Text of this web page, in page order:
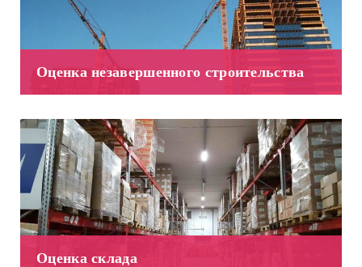
Оценка незавершенного строительства
Оценка склада